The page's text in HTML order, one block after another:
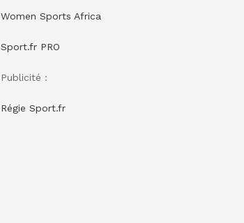
Women Sports Africa
Sport.fr PRO
Publicité :
Régie Sport.fr